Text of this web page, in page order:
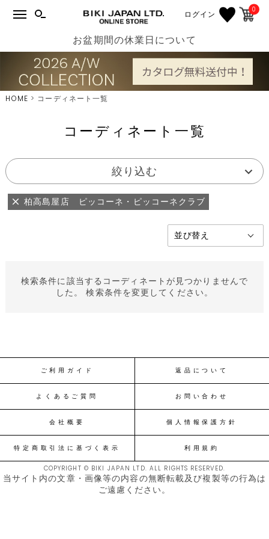
ログイン 0
お盆期間の休業日について
HOME コーディネート一覧
コーディネート一覧
絞り込む
柏高島屋店 ピッコーネ・ピッコーネクラブ
検索条件に該当するコーディネートが見つかりませんで
した。 検索条件を変更してください。
ご利用ガイド 返品について
よくあるご質問 お問い合わせ
会社概要 個人情報保護方針
特定商取引法に基づく表示 利用規約
COPYRIGHT © BIKI JAPAN LTD. ALL RIGHTS RESERVED.
当サイト内の文章・画像等の内容の無断転載及び複製等の行為は
ご遠慮ください。